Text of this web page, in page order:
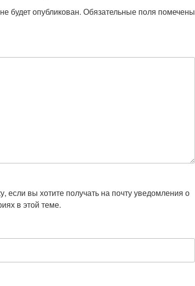
будет опубликован. Обязательные поля помечены
если вы хотите получать на почту уведомления о
в этой теме.